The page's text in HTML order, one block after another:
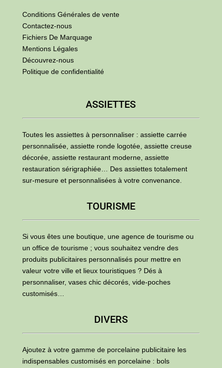
Conditions Générales de vente
Contactez-nous
Fichiers De Marquage
Mentions Légales
Découvrez-nous
Politique de confidentialité
ASSIETTES
Toutes les assiettes à personnaliser : assiette carrée
personnalisée, assiette ronde logotée, assiette creuse
décorée, assiette restaurant moderne, assiette
restauration sérigraphiée… Des assiettes totalement
sur-mesure et personnalisées à votre convenance.
TOURISME
Si vous êtes une boutique, une agence de tourisme ou
un office de tourisme ; vous souhaitez vendre des
produits publicitaires personnalisés pour mettre en
valeur votre ville et lieux touristiques ? Dés à
personnaliser, vases chic décorés, vide-poches
customisés…
DIVERS
Ajoutez à votre gamme de porcelaine publicitaire les
indispensables customisés en porcelaine : bols